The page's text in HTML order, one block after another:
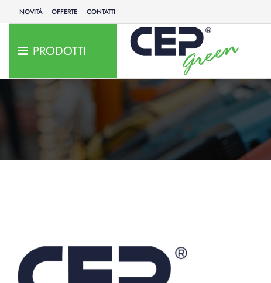
NOVITÀ OFFERTE CONTATTI
PRODOTTI